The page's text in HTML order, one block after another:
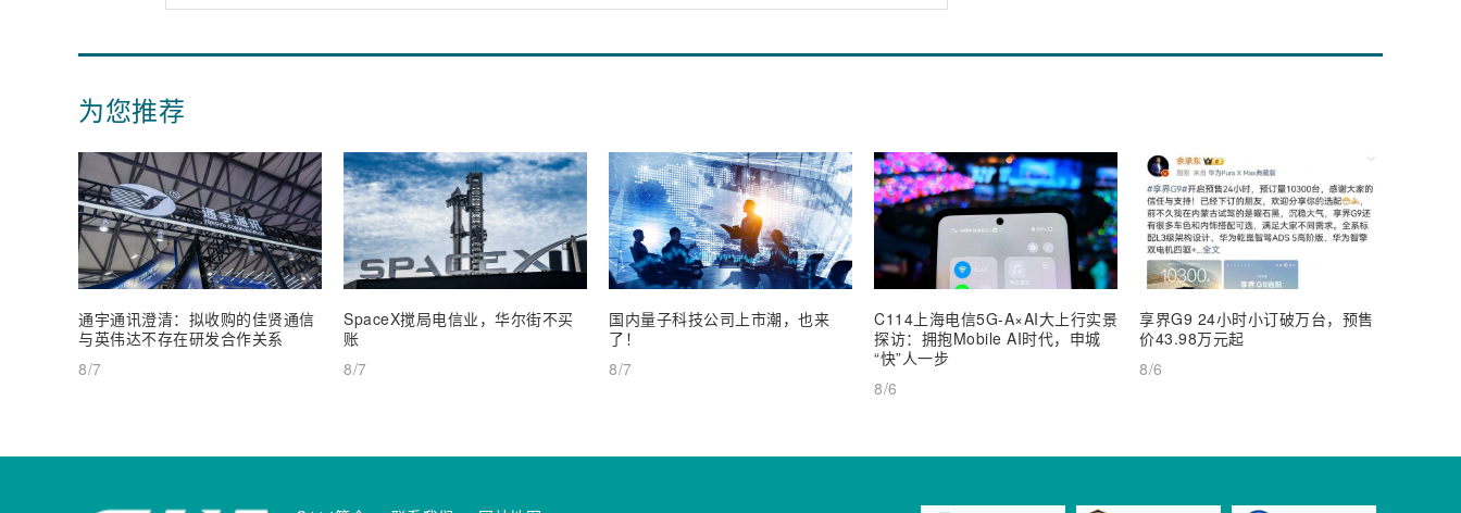
为您推荐
通宇通讯澄清：拟收购的佳贤通信
与英伟达不存在研发合作关系
8/7
SpaceX搅局电信业，华尔街不买
账
8/7
国内量子科技公司上市潮，也来
了！
8/7
C114上海电信5G-A×AI大上行实景
探访：拥抱Mobile AI时代，申城
“快”人一步
8/6
享界G9 24小时小订破万台，预售
价43.98万元起
8/6